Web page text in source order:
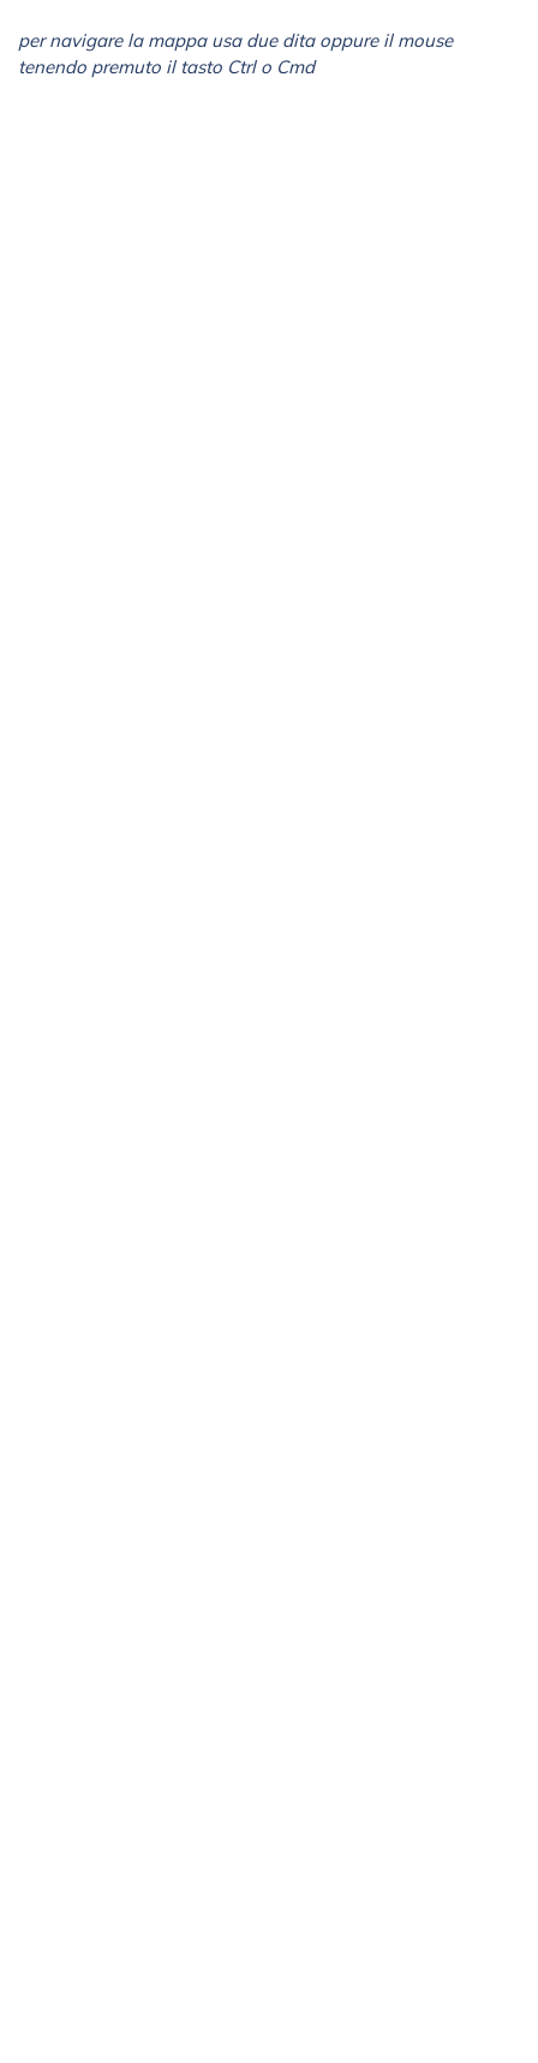
per navigare la mappa usa due dita oppure il mouse
tenendo premuto il tasto Ctrl o Cmd